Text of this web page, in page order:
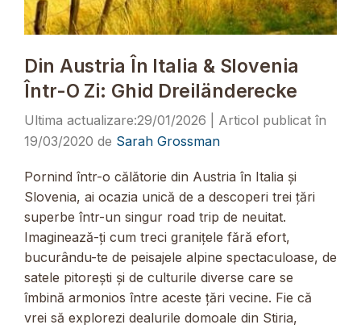
Din Austria În Italia & Slovenia
Într-O Zi: Ghid Dreiländerecke
29/01/2026
19/03/2020 de Sarah Grossman
Pornind într-o călătorie din Austria în Italia și
Slovenia, ai ocazia unică de a descoperi trei țări
superbe într-un singur road trip de neuitat.
Imaginează-ți cum treci granițele fără efort,
bucurându-te de peisajele alpine spectaculoase, de
satele pitorești și de culturile diverse care se
îmbină armonios între aceste țări vecine. Fie că
vrei să explorezi dealurile domoale din Stiria,